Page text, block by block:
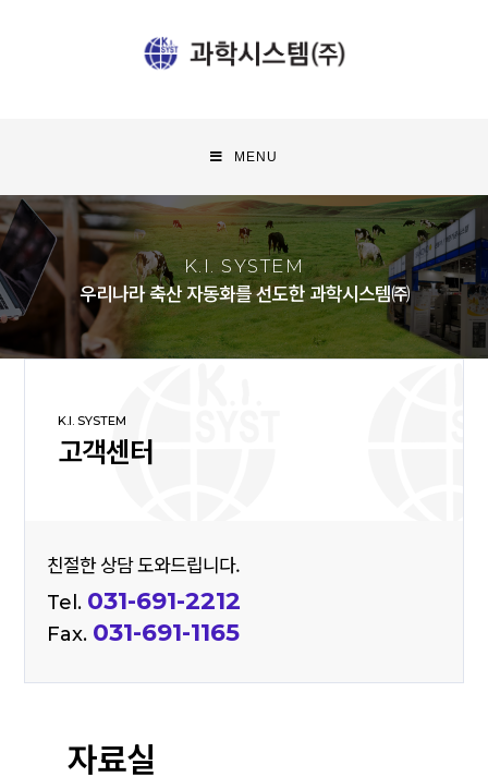
MENU
K.I. SYSTEM
우리나라 축산 자동화를 선도한 과학시스템㈜
K.I. SYSTEM
고객센터
친절한 상담 도와드립니다.
Tel. 031-691-2212
Fax. 031-691-1165
자료실